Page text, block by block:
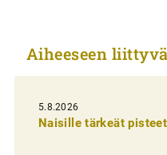
e
i
e
Aiheeseen
5.8.2026
Naisille tärkeät